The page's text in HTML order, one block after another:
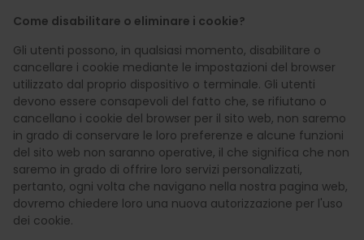
Come disabilitare o eliminare i cookie?
Gli utenti possono, in qualsiasi momento, disabilitare o
cancellare i cookie mediante le impostazioni del browser
utilizzato dal proprio dispositivo o terminale. Gli utenti
devono essere consapevoli del fatto che, se rifiutano o
cancellano i cookie del browser per il sito web, non saremo
in grado di conservare le loro preferenze e alcune funzioni
del sito web non saranno operative, il che significa che non
saremo in grado di offrire loro servizi personalizzati,
pertanto, ogni volta che navigano nella nostra pagina web,
dovremo chiedere loro una nuova autorizzazione per l'uso
dei cookie.